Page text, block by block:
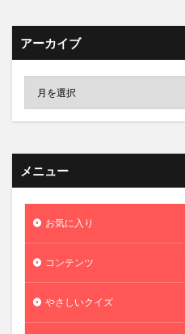
アーカイブ
メニュー
お気に入り
コンテンツ
やさしいクイズ